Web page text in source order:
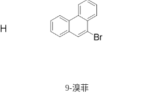
9-溴菲